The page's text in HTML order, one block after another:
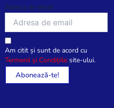
Adresa de email
Am citit și sunt de acord cu
Termenii și Condițiile site-ului.